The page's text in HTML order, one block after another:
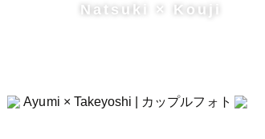
Natsuki × Kouji